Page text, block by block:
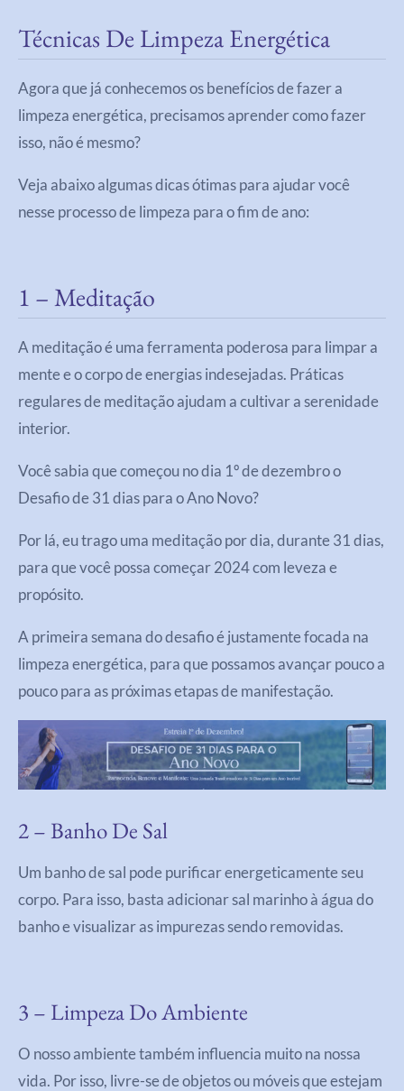
Técnicas De Limpeza Energética
Agora que já conhecemos os benefícios de fazer a
limpeza energética, precisamos aprender como fazer
isso, não é mesmo?
Veja abaixo algumas dicas ótimas para ajudar você
nesse processo de limpeza para o fim de ano:
1 – Meditação
A meditação é uma ferramenta poderosa para limpar a
mente e o corpo de energias indesejadas. Práticas
regulares de meditação ajudam a cultivar a serenidade
interior.
Você sabia que começou no dia 1º de dezembro o
Desafio de 31 dias para o Ano Novo?
Por lá, eu trago uma meditação por dia, durante 31 dias,
para que você possa começar 2024 com leveza e
propósito.
A primeira semana do desafio é justamente focada na
limpeza energética, para que possamos avançar pouco a
pouco para as próximas etapas de manifestação.
2 – Banho De Sal
Um banho de sal pode purificar energeticamente seu
corpo. Para isso, basta adicionar sal marinho à água do
banho e visualizar as impurezas sendo removidas.
3 – Limpeza Do Ambiente
O nosso ambiente também influencia muito na nossa
vida. Por isso, livre-se de objetos ou móveis que estejam